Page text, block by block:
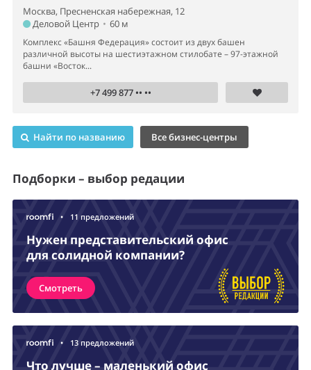
Москва, Пресненская набережная, 12
Деловой Центр • 60 м
Комплекс «Башня Федерация» состоит из двух башен
различной высоты на шестиэтажном стилобате – 97-этажной
башни «Восток...
+7 499 877 •• ••
Найти по названию Все бизнес-центры
Подборки – выбор редации
• 11 предложений
Нужен представительский офис
для солидной компании?
Смотреть
• 13 предложений
Что лучше – маленький офис